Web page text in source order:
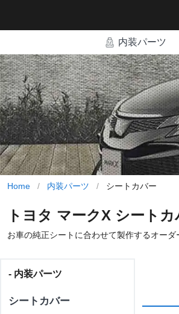
内装パーツ
Home / 内装パーツ / シートカバー
トヨタ マークX シート
お車の純正シートに合わせて製作するオー
- 内装パーツ
シートカバー